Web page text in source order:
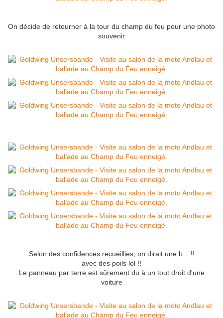
On décide de retourner à la tour du champ du feu pour une photo
souvenir
Selon des confidences recueillies, on dirait une b... !!
avec des poils lol !!
Le panneau par terre est sûrement du à un tout droit d'une
voiture